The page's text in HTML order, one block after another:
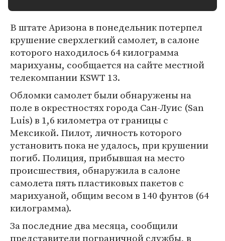
В штате Аризона в понедельник потерпел
крушение сверхлегкий самолет, в салоне
которого находилось 64 килограмма
марихуаны, сообщается на сайте местной
телекомпании KSWT 13.
Обломки самолет были обнаружены на
поле в окрестностях города Сан-Луис (San
Luis) в 1,6 километра от границы с
Мексикой. Пилот, личность которого
установить пока не удалось, при крушении
погиб. Полиция, прибывшая на место
происшествия, обнаружила в салоне
самолета пять пластиковых пакетов с
марихуаной, общим весом в 140 фунтов (64
килограмма).
За последние два месяца, сообщили
представители пограничной службы, в